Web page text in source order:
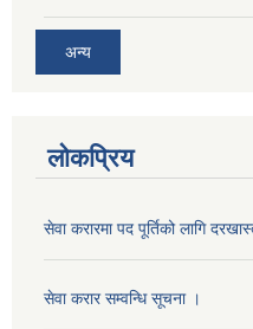
अन्य
लोकप्रिय
सेवा करारमा पद पूर्तिको लागि
सेवा करार सम्वन्धि सूचना ।